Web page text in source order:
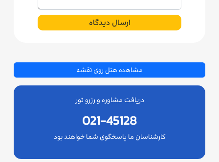
ارسال دیدگاه
مشاهده هتل روی نقشه
دریافت مشاوره و رزرو تور
021-45128
کارشناسان ما پاسخگوی شما خواهند بود